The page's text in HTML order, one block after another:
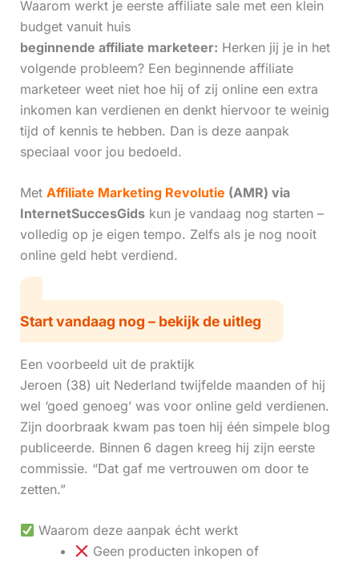
Waarom werkt je eerste affiliate sale met een klein
budget vanuit huis
beginnende affiliate marketeer: Herken jij je in het
volgende probleem? Een beginnende affiliate
marketeer weet niet hoe hij of zij online een extra
inkomen kan verdienen en denkt hiervoor te weinig
tijd of kennis te hebben. Dan is deze aanpak
speciaal voor jou bedoeld.
Met Affiliate Marketing Revolutie (AMR) via
InternetSuccesGidskun je vandaag nog starten –
volledig op je eigen tempo. Zelfs als je nog nooit
online geld hebt verdiend.
Start vandaag nog – bekijk de uitleg
Een voorbeeld uit de praktijk
Jeroen (38) uit Nederland twijfelde maanden of hij
wel ‘goed genoeg’ was voor online geld verdienen.
Zijn doorbraak kwam pas toen hij één simpele blog
publiceerde. Binnen 6 dagen kreeg hij zijn eerste
commissie. “Dat gaf me vertrouwen om door te
zetten.”
Waarom deze aanpak écht werkt
Geen producten inkopen of